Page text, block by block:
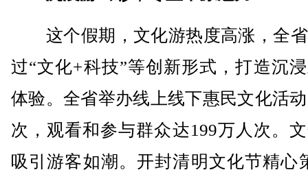
这个假期，文化游热度高涨，全
过“文化+科技”等创新形式，打造沉
体验。全省举办线上线下惠民文化活
次，观看和参与群众达199万人次。
吸引游客如潮。开封清明文化节精心